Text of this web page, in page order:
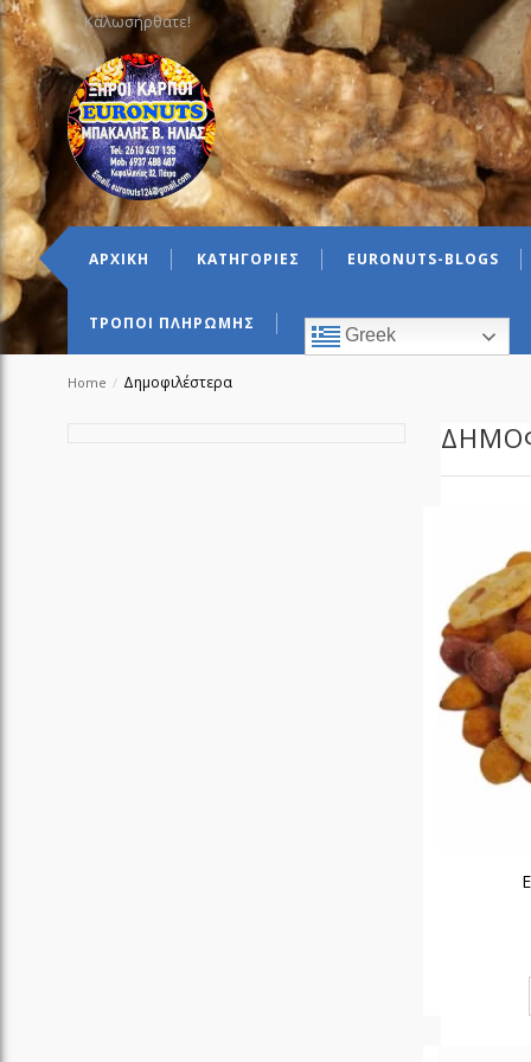
Καλωσήρθατε!
ΑΡΧΙΚΗ ΚΑΤΗΓΟΡΙΕΣ EURONUTS-BLOGS
ΤΡΟΠΟΙ ΠΛΗΡΩΜΗΣ
Greek
Home / Δημοφιλέστερα